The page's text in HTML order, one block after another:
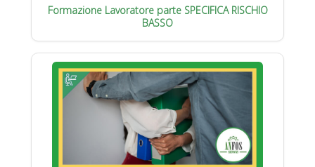
Formazione Lavoratore parte SPECIFICA RISCHIO
BASSO